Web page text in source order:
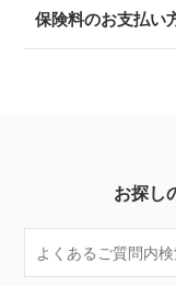
保険料のお支払い
お探し